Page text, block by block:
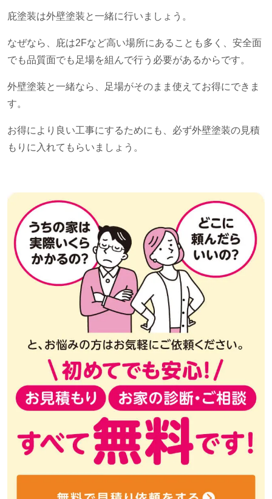
庇塗装は外壁塗装と一緒に行いましょう。
なぜなら、庇は2Fなど高い場所にあることも多く、安全面
でも品質面でも足場を組んで行う必要があるからです。
外壁塗装と一緒なら、足場がそのまま使えてお得にできま
す。
お得により良い工事にするためにも、必ず外壁塗装の見積
もりに入れてもらいましょう。